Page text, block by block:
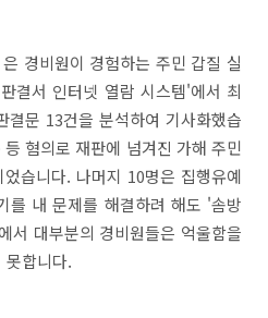
경비원이 경험하는 주민 갑질 실
결서 인터넷 열람 시스템'에서 최
문 13건을 분석하여 기사화했습
등 혐의로 재판에 넘겨진 가해 주민
습니다. 나머지 10명은 집행유예
를 내 문제를 해결하려 해도 '솜방
서 대부분의 경비원들은 억울함을
못합니다.